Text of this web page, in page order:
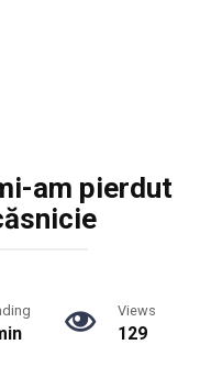
am pierdut
Views
129